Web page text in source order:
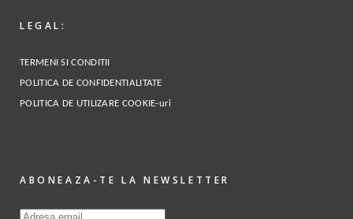
LEGAL:
TERMENI SI CONDITII
POLITICA DE CONFIDENTIALITATE
POLITICA DE UTILIZARE COOKIE-uri
ABONEAZA-TE LA NEWSLETTER